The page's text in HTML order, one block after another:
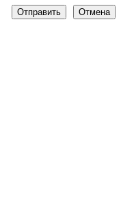
Отправить Отмена